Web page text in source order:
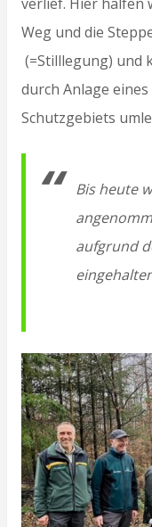
Weg und die
(=Stilllegung) und
durch Anlage
Schutzgebiets
Bis heute
aufgrund